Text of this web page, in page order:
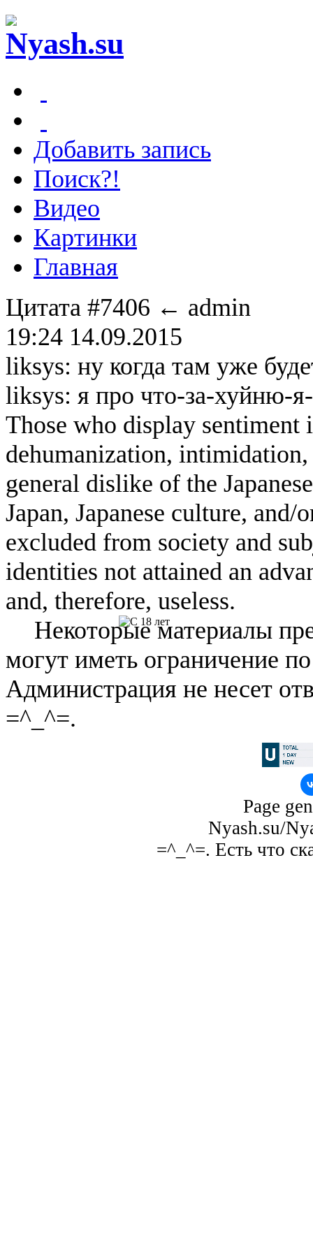
Добавить запись
Поиск?!
Видео
Картинки
Главная
Цитата #7406 ← admin
19:24 14.09.2015
liksys: ну когда там уже
liksys: я про что-за-хуйню-
Those who display
dehumanization,
general dislike of the
Japan, Japanese culture, and/
excluded from society and
identities not attained an
and, therefore, useless.
Некоторые материалы
могут иметь ограничение
Администрация не несет
=^_^=.
Page
Nyash.su/
=^_^=. Есть что